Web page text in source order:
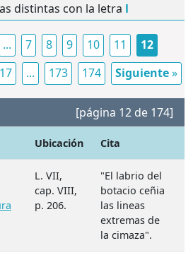
distintas con la letra l
... 7 8 9 10 11
12
17 ... 173 174 Siguiente»
[página 12 de 174]
Ubicación Cita
L. VII,
cap. VIII,
p. 206.
"El labrio del
botacio ceñia
las lineas
extremas de
la cimaza".